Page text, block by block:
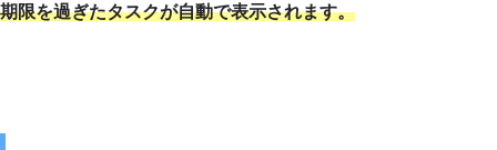
期限を過ぎたタスクが自動で表示されます。